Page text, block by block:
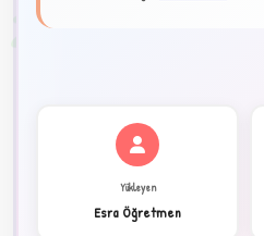
Yükleyen
Esra Öğretmen